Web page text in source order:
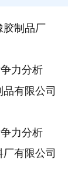
胶制品厂
力分析
有限公司
力分析
有限公司